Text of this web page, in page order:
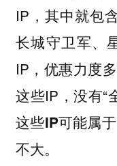
IP，其中就包
长城守卫军、
IP，优惠力度
这些IP，没有“
这些IP可能属
不大。